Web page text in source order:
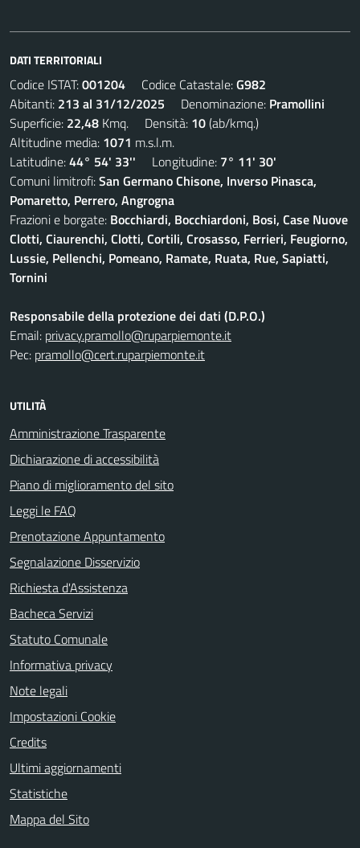
DATI TERRITORIALI
Codice ISTAT:001204 Codice Catastale:G982
Abitanti: 213 al 31/12/2025 Denominazione: Pramollini
Superficie: 22,48 Kmq. Densità: 10(ab/kmq.)
Altitudine media: 1071 m.s.l.m.
Latitudine:44° 54' 33'' Longitudine: 7° 11' 30'
Comuni limitrofi:San Germano Chisone, Inverso Pinasca,
Pomaretto, Perrero, Angrogna
Frazioni e borgate: Bocchiardi, Bocchiardoni, Bosi, Case Nuove
Clotti, Ciaurenchi, Clotti, Cortili, Crosasso, Ferrieri, Feugiorno,
Lussie, Pellenchi, Pomeano, Ramate, Ruata, Rue, Sapiatti,
Tornini
Responsabile della protezione dei dati (D.P.O.)
Email: privacy.pramollo@ruparpiemonte.it
Pec: pramollo@cert.ruparpiemonte.it
UTILITÀ
Amministrazione Trasparente
Dichiarazione di accessibilità
Piano di miglioramento del sito
Leggi le FAQ
Prenotazione Appuntamento
Segnalazione Disservizio
Richiesta d'Assistenza
Bacheca Servizi
Statuto Comunale
Informativa privacy
Note legali
Impostazioni Cookie
Credits
Ultimi aggiornamenti
Statistiche
Mappa del Sito